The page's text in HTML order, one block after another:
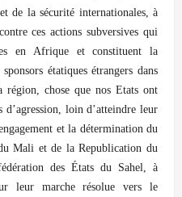
de la sécurité internationales, à
ces actions subversives qui
en Afrique et constituent la
étatiques étrangers dans
région, chose que nos Etats ont
d’agression, loin d’atteindre leur
et la détermination du
Mali et de la Republication du
des États du Sahel, à
leur marche résolue vers le